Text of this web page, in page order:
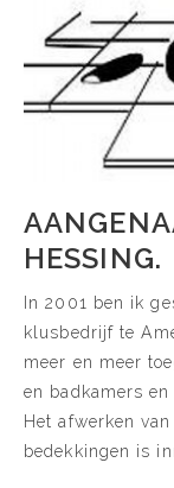
HESSING.
In 2001 ben ik
klusbedrijf te
meer en meer
en badkamers
Het afwerken
bedekkingen is